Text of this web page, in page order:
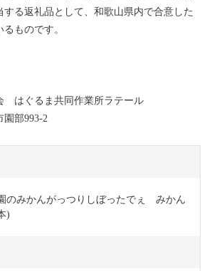
る返礼品として、和歌山県内で合意した
ものです。
はぐるま共同作業所ラテール
部993-2
のみかんがっつりしぼったでぇ　みかん